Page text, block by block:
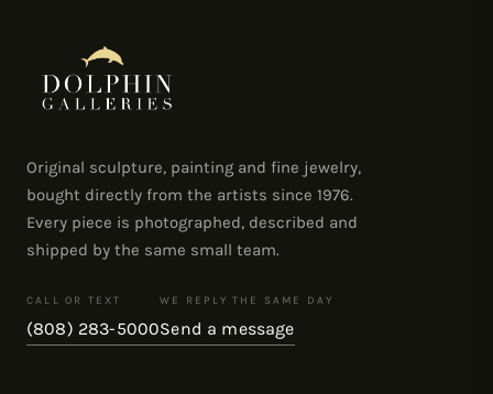
Original sculpture, painting and fine jewelry,
bought directly from the artists since 1976.
Every piece is photographed, described and
shipped by the same small team.
CALL OR TEXT
(808) 283-5000
WE REPLY THE SAME DAY
Send a message